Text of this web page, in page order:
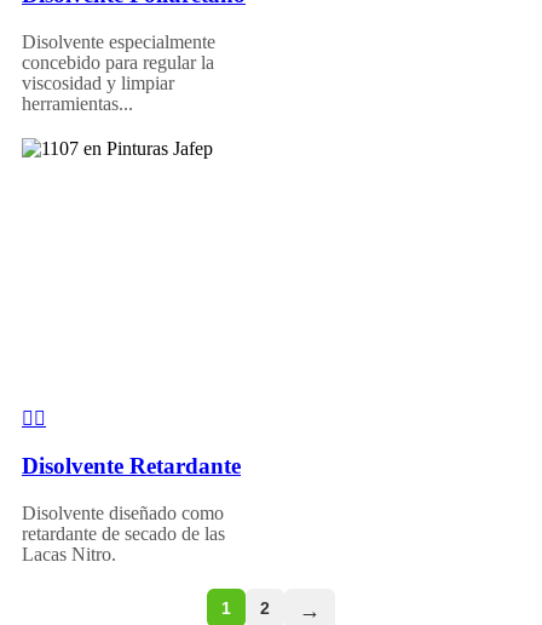
Disolvente especialmente
concebido para regular la
viscosidad y limpiar
herramientas...
Disolvente Retardante
Disolvente diseñado como
retardante de secado de las
Lacas Nitro.
1 2 →